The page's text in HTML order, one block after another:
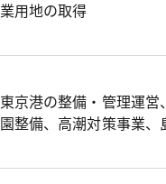
業用地の取得
東京港の整備・管理運
園整備、高潮対策事業